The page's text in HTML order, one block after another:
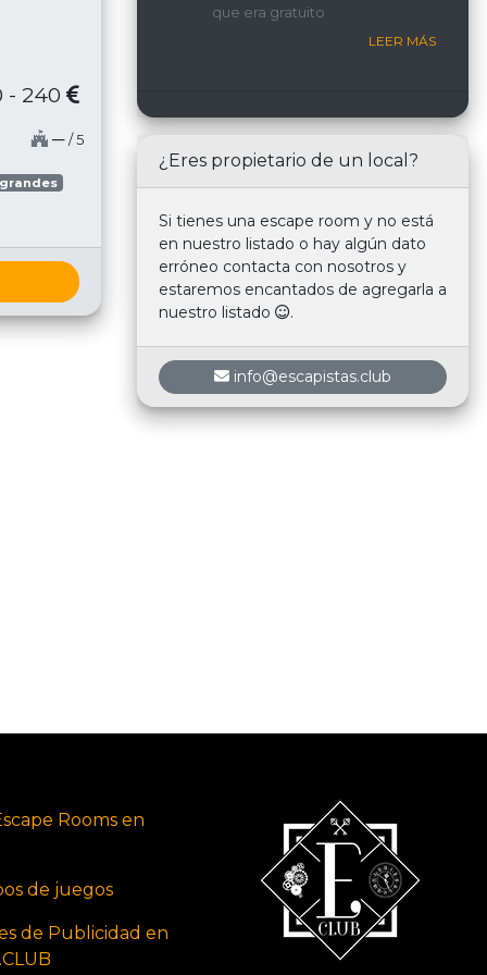
- 240
─ / 5
nosotros.
que era gratuito
LEER MÁS
¿Eres propietario de un local?
Si tienes una escape room y no está
en nuestro listado o hay algún dato
erróneo contacta con nosotros y
estaremos encantados de agregarla a
nuestro listado
.
info@escapistas.club
Rooms en
de juegos
de Publicidad en